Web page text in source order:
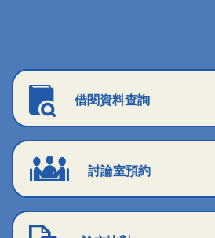
借閱資料查詢
討論室預約